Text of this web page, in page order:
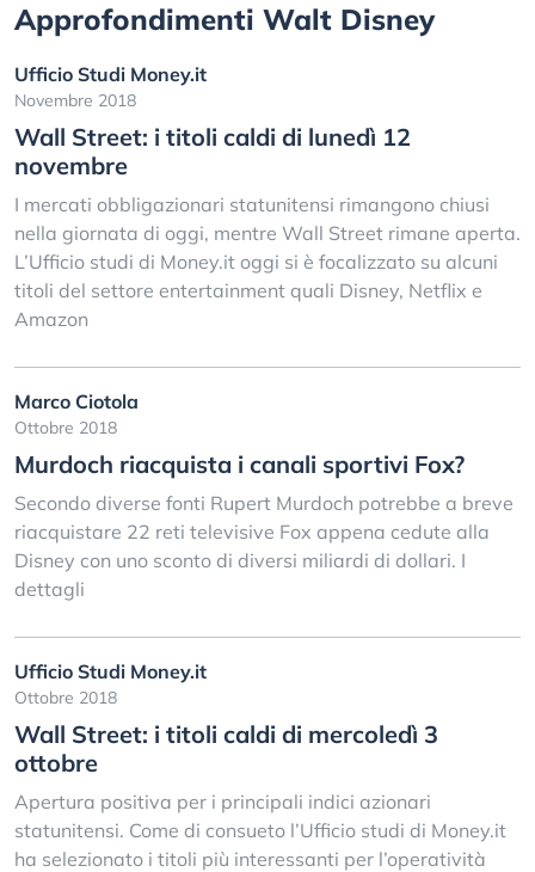
Approfondimenti Walt Disney
Ufficio Studi Money.it
Novembre 2018
Wall Street: i titoli caldi di lunedì 12
novembre
I mercati obbligazionari statunitensi rimangono chiusi
nella giornata di oggi, mentre Wall Street rimane aperta.
L’Ufficio studi di Money.it oggi si è focalizzato su alcuni
titoli del settore entertainment quali Disney, Netflix e
Amazon
Marco Ciotola
Ottobre 2018
Murdoch riacquista i canali sportivi Fox?
Secondo diverse fonti Rupert Murdoch potrebbe a breve
riacquistare 22 reti televisive Fox appena cedute alla
Disney con uno sconto di diversi miliardi di dollari. I
dettagli
Ufficio Studi Money.it
Ottobre 2018
Wall Street: i titoli caldi di mercoledì 3
ottobre
Apertura positiva per i principali indici azionari
statunitensi. Come di consueto l’Ufficio studi di Money.it
ha selezionato i titoli più interessanti per l’operatività